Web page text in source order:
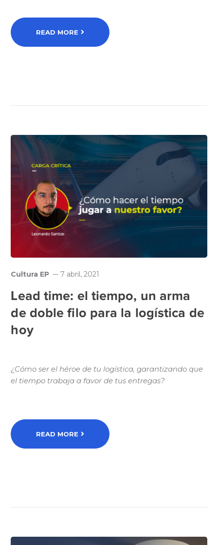
READ MORE
Cultura EP 7 abril, 2021
Lead time: el tiempo, un arma
de doble filo para la logística de
hoy
¿Cómo ser el héroe de tu logística, garantizando que
el tiempo trabaja a favor de tus entregas?
READ MORE